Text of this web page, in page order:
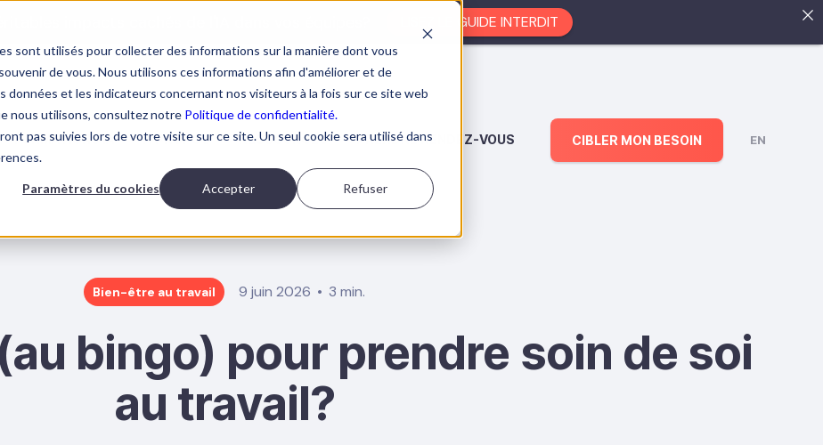
sont utilisés pour collecter des informations sur la manière dont vous
de vous. Nous utilisons ces informations afin d'améliorer et de
et les indicateurs concernant nos visiteurs à la fois sur ce site web
nous utilisons, consultez notre Politique de confidentialité.
pas suivies lors de votre visite sur ce site. Un seul cookie sera utilisé dans
Paramètres du cookies Accepter Refuser
FORMATIONS IA À PROPOS RESSOURCES PRENDRE RENDEZ-VOUS CIBLER MON BESOIN EN
Bien-être au travail 9 juin 2026 3 min.
bingo) pour prendre soin de soi
au travail?
LISEZ LE GUIDE INTERDIT